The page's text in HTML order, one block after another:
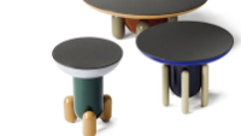
#트렌드